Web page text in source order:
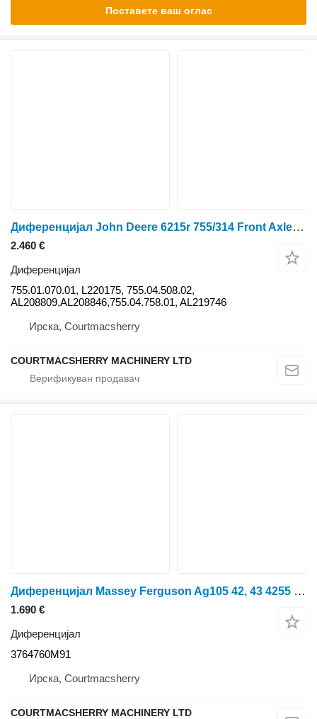
Поставете ваш оглас
Диференцијал John Deere 6215r 755/314 Front Axle Differential Complete L220175, Al208809 755.01.070.01 за тркала трактор John Deere 6215r
2.460 €
Диференцијал
755.01.070.01, L220175, 755.04.508.02,
AL208809,AL208846,755.04.758.01, AL219746
Ирска, Courtmacsherry
COURTMACSHERRY MACHINERY LTD
Диференцијал Massey Ferguson Ag105 42, 43 4255 Front Axle Differential Unit Assy 3764760M91 за тркала трактор
1.690 €
Диференцијал
3764760M91
Ирска, Courtmacsherry
COURTMACSHERRY MACHINERY LTD